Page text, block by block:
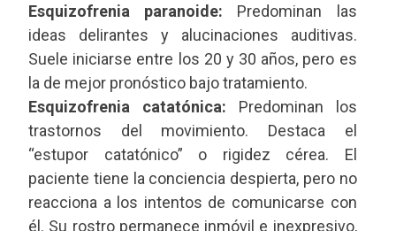
Esquizofrenia paranoide: Predominan las
ideas delirantes y alucinaciones auditivas.
Suele iniciarse entre los 20 y 30 años, pero es
la de mejor pronóstico bajo tratamiento.
Esquizofrenia catatónica: Predominan los
trastornos del movimiento. Destaca el
“estupor catatónico” o rigidez cérea. El
paciente tiene la conciencia despierta, pero no
reacciona a los intentos de comunicarse con
él. Su rostro permanece inmóvil e inexpresivo,